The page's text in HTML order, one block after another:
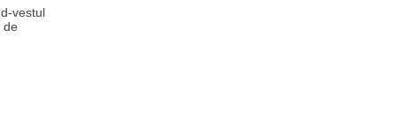
vestul